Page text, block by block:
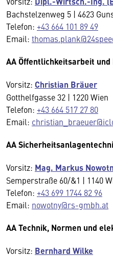
Bachstelzenweg 5 | 4623
Telefon: +43 664 101 89 49
Email:
AA Öffentlichkeitsarbeit und
Vorsitz: Christian Bräuer
Gotthelfgasse 32 | 1220 Wien
Telefon: +43 664 517 27 80
Email:
AA
Vorsitz: Mag. Markus
Semperstraße 60/&1 | 1140
Telefon: +43 699 1744 82 96
Email: nowotny@rs-gmbh.at
AA Technik, Normen und
Vorsitz: Bernhard Wilke